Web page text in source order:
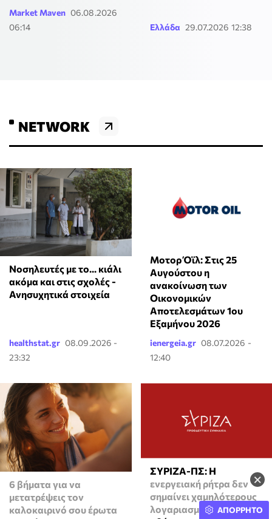
×
Market Maven 06.08.2026
06:14
Ελλάδα 29.07.2026 12:38
NETWORK
Νοσηλευτές με το... κιάλι
ακόμα και στις σχολές -
Ανησυχητικά στοιχεία
healthstat.gr 08.09.2026 -
23:32
Μοτορ Όϊλ: Στις 25
Αυγούστου η
ανακοίνωση των
Οικονομικών
Αποτελεσμάτων 1ου
Εξαμήνου 2026
ienergeia.gr 08.07.2026 -
12:40
6 βήματα για να
μετατρέψεις τον
καλοκαιρινό σου έρωτα
ΣΥΡΙΖΑ-ΠΣ: Η
ενεργειακή ρήτρα δεν
σημαίνει χαμηλότερους
λογαριασμούς, ούτεΑΠΟΡΡΗΤΟ